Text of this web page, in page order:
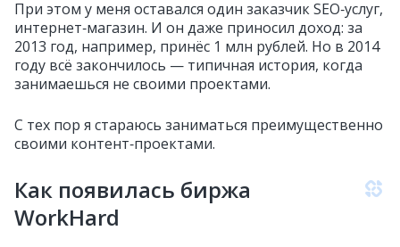
При этом у меня оставался один заказчик SEO‑услуг,
интернет‑магазин. И он даже приносил доход: за
2013 год, например, принёс 1 млн рублей. Но в 2014
году всё закончилось — типичная история, когда
занимаешься не своими проектами.
С тех пор я стараюсь заниматься преимущественно
своими контент‑проектами.
Как появилась биржа
WorkHard